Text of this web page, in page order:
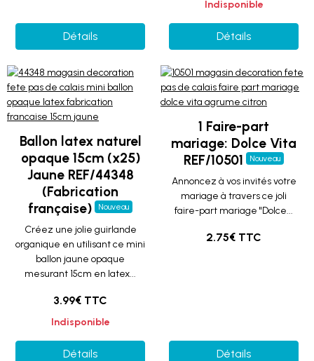
Détails
Indisponible
Détails
Ballon latex naturel
opaque 15cm (x25)
Jaune REF/44348
(Fabrication
française)
Nouveau
Créez une jolie guirlande
organique en utilisant ce mini
ballon jaune opaque
mesurant 15cm en latex...
3.99€ TTC
Indisponible
Détails
1 Faire-part
mariage: Dolce Vita
REF/10501
Nouveau
Annoncez à vos invités votre
mariage à travers ce joli
faire-part mariage "Dolce...
2.75€ TTC
Détails